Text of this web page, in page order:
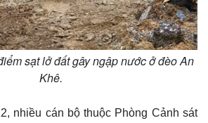
sạt lở đất gây ngập nước ở đèo An
Khê.
nhiều cán bộ thuộc Phòng Cảnh sát